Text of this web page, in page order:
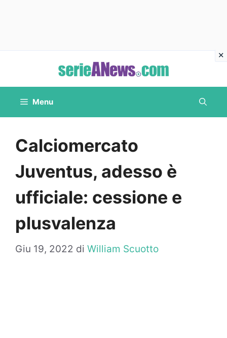
contenuto
Menu
Calciomercato
Juventus, adesso è
ufficiale: cessione e
plusvalenza
Giu 19, 2022 di William Scuotto